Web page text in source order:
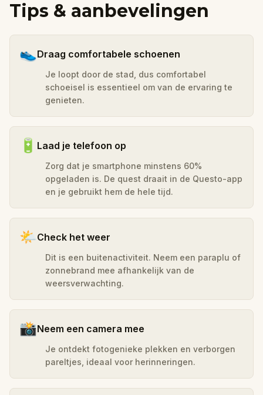
Tips & aanbevelingen
👟Draag comfortabele schoenen
Je loopt door de stad, dus comfortabel
schoeisel is essentieel om van de ervaring te
genieten.
🔋 Laad je telefoon op
Zorg dat je smartphone minstens 60%
opgeladen is. De quest draait in de Questo-app
en je gebruikt hem de hele tijd.
🌤️Check het weer
Dit is een buitenactiviteit. Neem een paraplu of
zonnebrand mee afhankelijk van de
weersverwachting.
📸Neem een camera mee
Je ontdekt fotogenieke plekken en verborgen
pareltjes, ideaal voor herinneringen.